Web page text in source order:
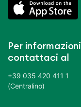
Per informazioni
contattaci al
+39 035 420 411 1
(Centralino)